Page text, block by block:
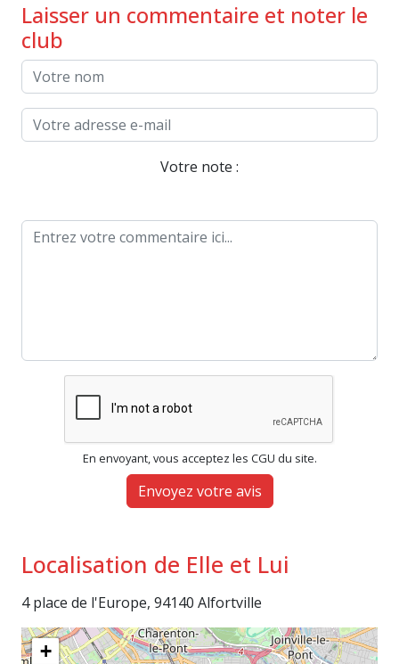
Laisser un commentaire et noter le
club
Votre note :
En envoyant, vous acceptez les CGU du site.
Envoyez votre avis
Localisation de Elle et Lui
4 place de l'Europe, 94140 Alfortville
+